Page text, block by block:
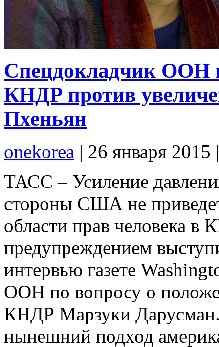
Спецдокладчик ООН
КНДР против
Пхеньян
onekorea | 26 января 2015
ТАСС – Усиление
стороны США не
области прав человека в
предупреждением
интервью газете
ООН по вопросу о
КНДР Марзуки
нынешний подход